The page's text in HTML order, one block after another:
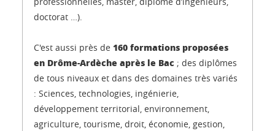
doctorat …).
C'est aussi près de 160 formations proposées
en Drôme-Ardèche après le Bac ; des diplômes
de tous niveaux et dans des domaines très variés
: Sciences, technologies, ingénierie,
développement territorial, environnement,
agriculture, tourisme, droit, économie, gestion,